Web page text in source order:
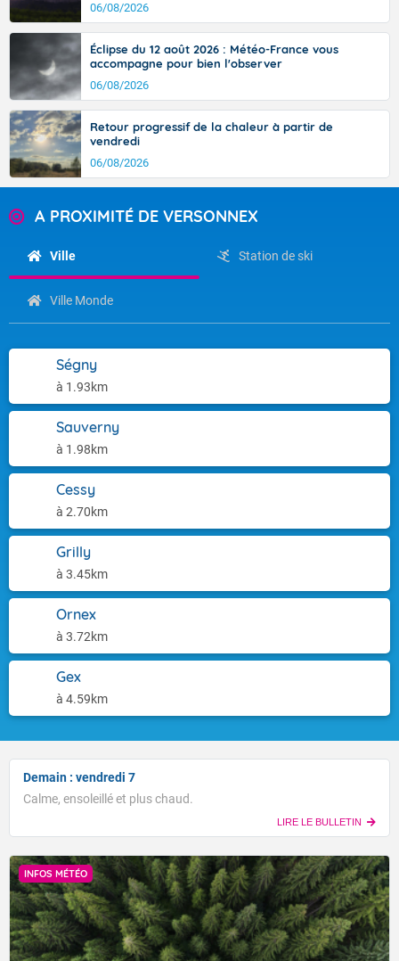
06/08/2026
Éclipse du 12 août 2026 : Météo-France vous
accompagne pour bien l'observer
06/08/2026
Retour progressif de la chaleur à partir de
vendredi
06/08/2026
A PROXIMITÉ DE VERSONNEX
Ville Station de ski
Ville Monde
Ségny
à 1.93km
Sauverny
à 1.98km
Cessy
à 2.70km
Grilly
à 3.45km
Ornex
à 3.72km
Gex
à 4.59km
Demain : vendredi 7
Calme, ensoleillé et plus chaud.
LIRE LE BULLETIN
INFOS MÉTÉO